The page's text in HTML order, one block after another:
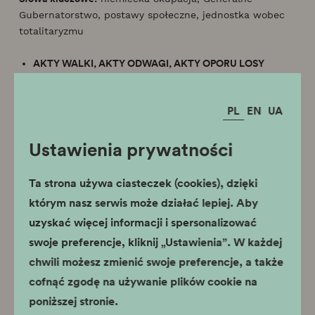
PL EN UA
Ustawienia prywatności
Ta strona używa ciasteczek (cookies), dzięki
którym nasz serwis może działać lepiej. Aby
uzyskać więcej informacji i spersonalizować
swoje preferencje, kliknij „Ustawienia”. W każdej
chwili możesz zmienić swoje preferencje, a także
cofnąć zgodę na używanie plików cookie na
poniższej stronie.
Gubernatorstwo, postawy społeczne, jednostka wobec
totalitaryzmu
AKTY WALKI, AKTY ODWAGI, AKTY OPORU LOSY
Kraków – czas okupacji
Czas trwania: 90 minut
edukacja historyczna
edukacja społeczno-obywatelska
Celem warsztatów jest popularyzacja wiedzy
historycznej, ze szczególnym uwzględnieniem losów
ludzi tworzących fenomen Polskiego Państwa
Podziemnego (PPP) w Krakowie. Zajęcia mają na celu
naturalny na skutek oddolnej inicjatywy osób
zaangażowanych przez całe swoje życie w pracę